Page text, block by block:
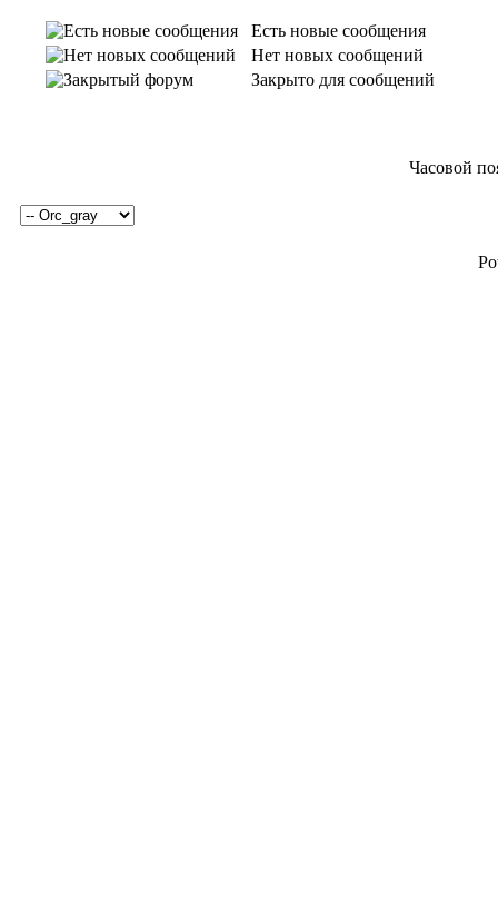
Есть новые сообщения
Нет новых сообщений
Закрыто для сообщений
Часовой